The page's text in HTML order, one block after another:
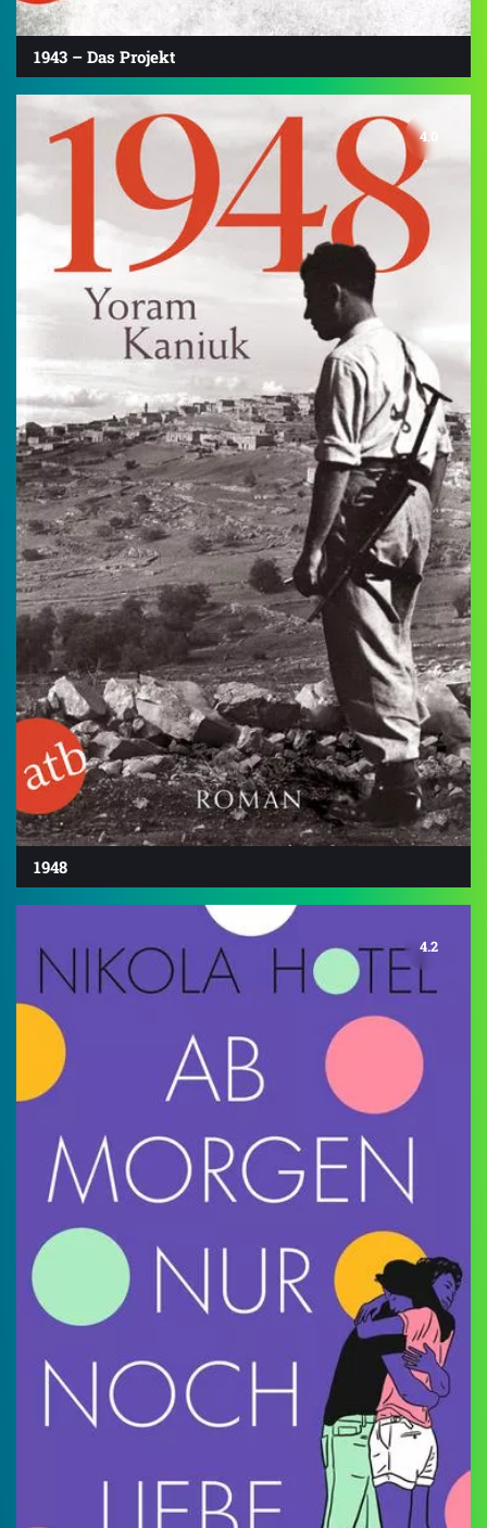
1943 – Das Projekt
4.0
1948
4.2